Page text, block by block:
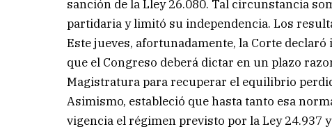
sanción de la Lley 26.080. Tal circunstancia
partidaria y limitó su independencia. Los
Este jueves, afortunadamente, la Corte
que el Congreso deberá dictar en un plazo
Magistratura para recuperar el equilibrio
Asimismo, estableció que hasta tanto esa
vigencia el régimen previsto por la Ley 24.937